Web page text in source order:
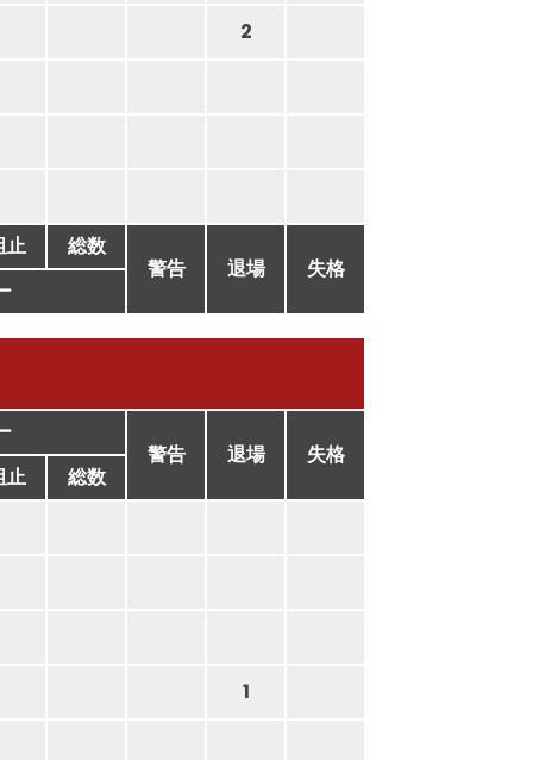
2
止
総数
警告
退場
失格
警告
退場
失格
止
総数
1